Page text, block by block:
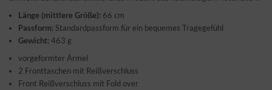
Länge (mittlere Größe): 66 cm
Passform: Standardpassform für ein bequemes Tragegefühl
Gewicht:463 g
vorgeformter Ärmel
2 Fronttaschen mit Reißverschluss
Front Reißverschluss mit Fold over